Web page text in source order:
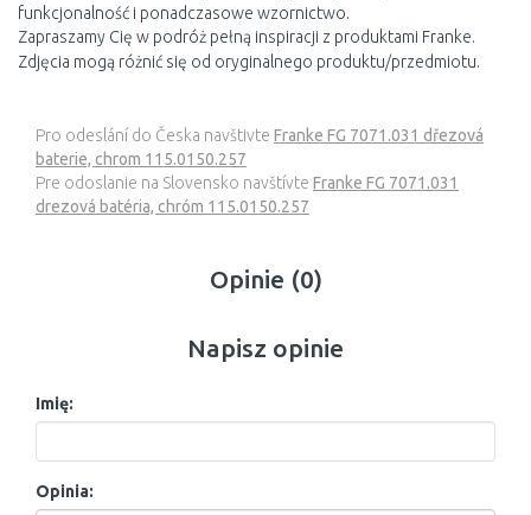
funkcjonalność i ponadczasowe wzornictwo.
Zapraszamy Cię w podróż pełną inspiracji z produktami Franke.
Zdjęcia mogą różnić się od oryginalnego produktu/przedmiotu.
Pro odeslání do Česka navštivte Franke FG 7071.031 dřezová
baterie, chrom 115.0150.257
Pre odoslanie na Slovensko navštívte Franke FG 7071.031
drezová batéria, chróm 115.0150.257
Opinie (0)
Napisz opinie
Imię:
Opinia: